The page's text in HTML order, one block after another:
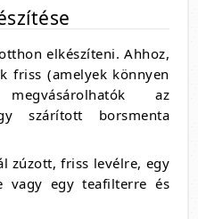
elkészíteni. Ahhoz,
friss (amelyek könnyen
az
szárított borsmenta
zúzott, friss levélre, egy
vagy egy teafilterre és